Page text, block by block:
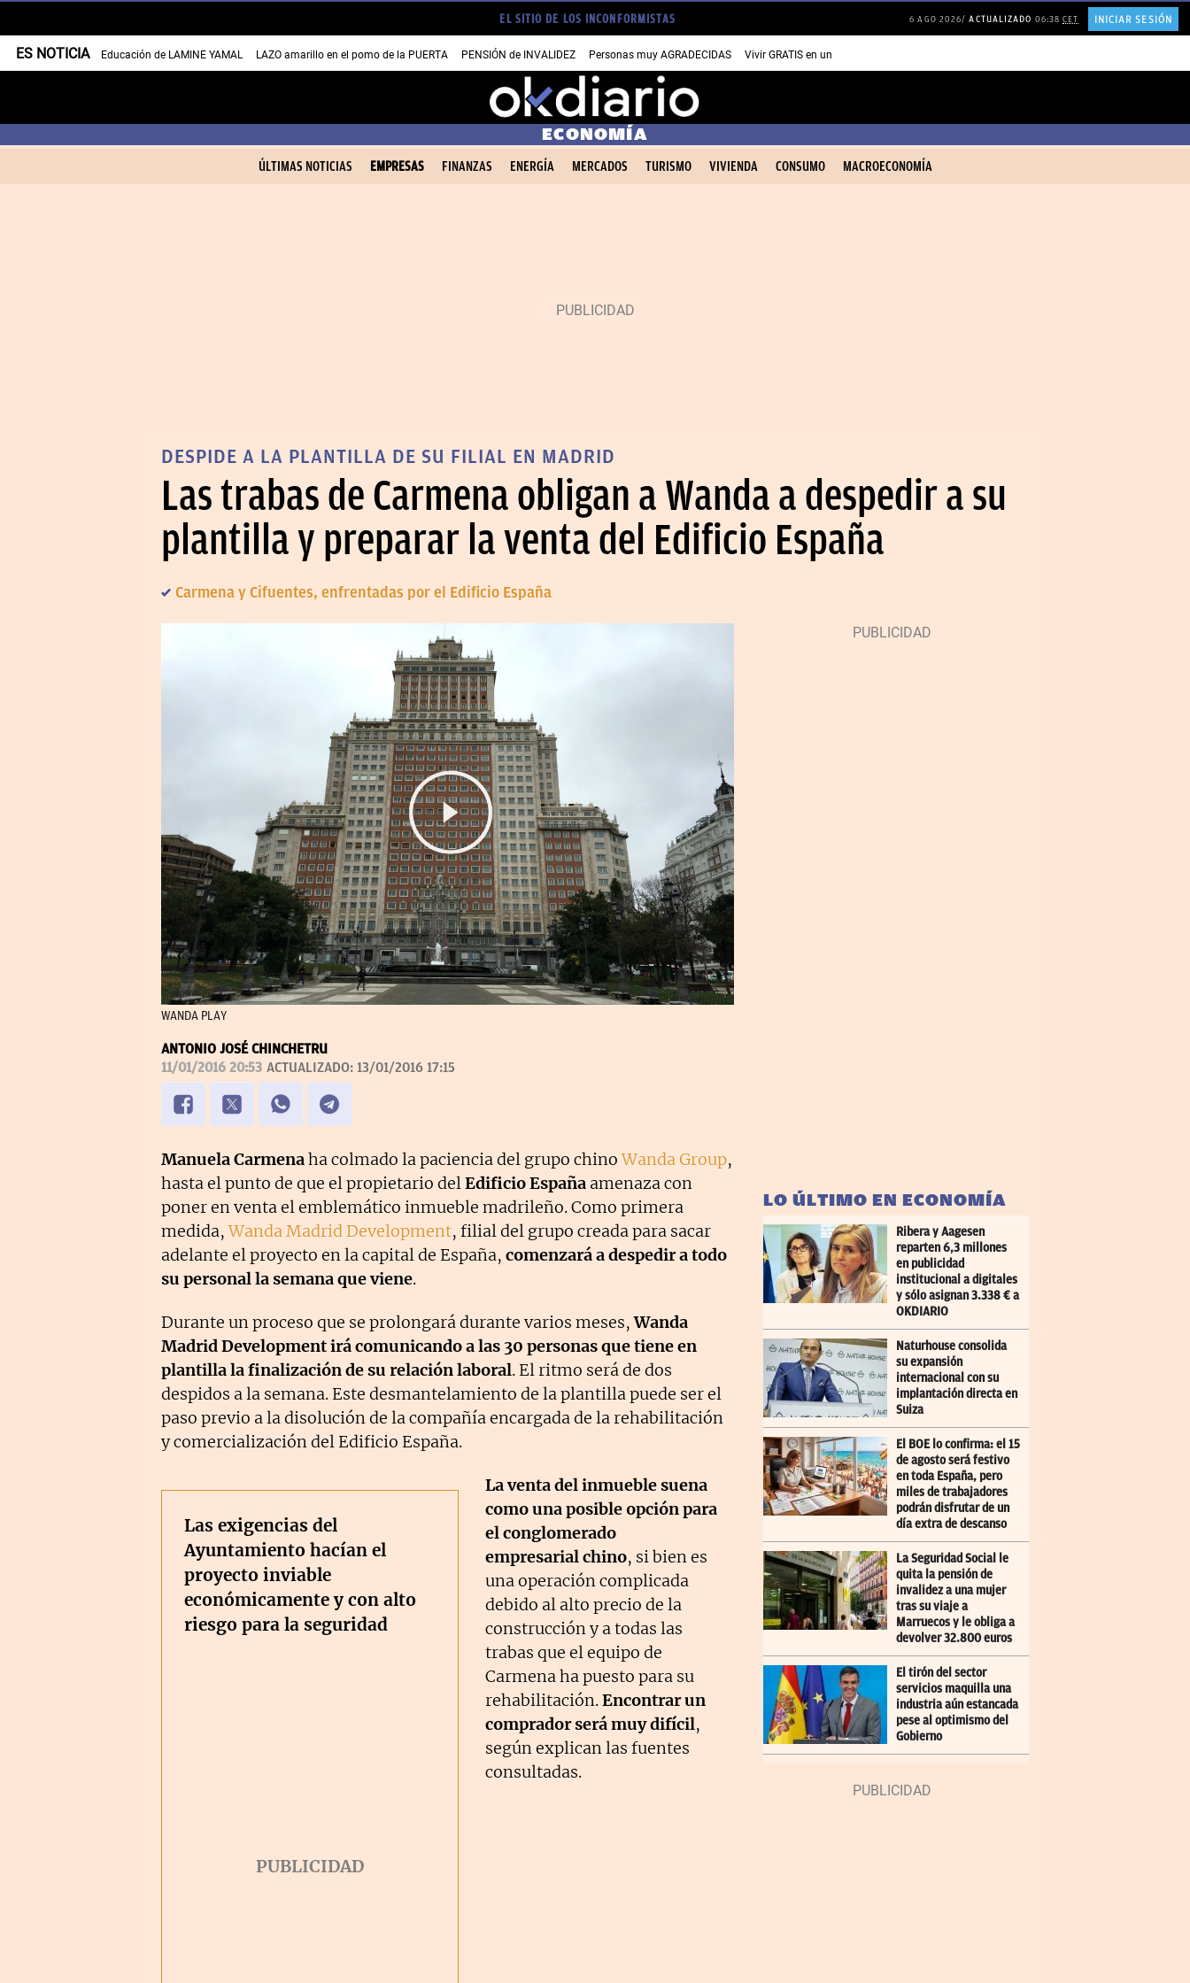
EL SITIO DE LOS INCONFORMISTAS 6 AGO 2026 ACTUALIZADO 06:38CET INICIAR SESIÓN
ES NOTICIA Educación de LAMINE YAMAL LAZO amarillo en el pomo de la PUERTA PENSIÓN de INVALIDEZ Personas muy AGRADECIDAS Vivir GRATIS en una ISLA en GRECIA
ECONOMÍA
ÚLTIMAS NOTICIAS EMPRESAS FINANZAS ENERGÍA MERCADOS TURISMO VIVIENDA CONSUMO MACROECONOMÍA
DESPIDE A LA PLANTILLA DE SU FILIAL EN MADRID
Las trabas de Carmena obligan a Wanda a despedir a su
plantilla y preparar la venta del Edificio España
Carmena y Cifuentes, enfrentadas por el Edificio España
WANDA PLAY
ANTONIO JOSÉ CHINCHETRU
11/01/2016 20:53 ACTUALIZADO: 13/01/2016 17:15
Manuela Carmenaha colmado la paciencia del grupo chinoWanda Group,
hasta el punto de que el propietario delEdificio España amenaza con
poner en venta el emblemático inmueble madrileño. Como primera
medida,Wanda Madrid Development, filial del grupo creada para sacar
adelante el proyecto en la capital de España, comenzará a despedir a todo
su personal la semana que viene.
Durante un proceso que se prolongará durante varios meses,Wanda
Madrid Development irá comunicando a las 30 personas que tiene en
plantilla la finalización de su relación laboral. El ritmo será de dos
despidos a la semana. Este desmantelamiento de la plantilla puede ser el
paso previo a la disolución de la compañía encargada de la rehabilitación
y comercialización del Edificio España.
Las exigencias del
Ayuntamiento hacían el
proyecto inviable
económicamente y con alto
riesgo para la seguridad
La venta del inmueble suena
como una posible opción para
el conglomerado
empresarial chino, si bien es
una operación complicada
debido al alto precio de la
construcción y a todas las
trabas que el equipo de
Carmena ha puesto para su
rehabilitación.Encontrar un
comprador será muy difícil,
según explican las fuentes
consultadas.
LO ÚLTIMO EN ECONOMÍA
Ribera y Aagesen
reparten 6,3 millones
en publicidad
institucional a digitales
y sólo asignan 3.338 € a
OKDIARIO
Naturhouse consolida
su expansión
internacional con su
implantación directa en
Suiza
El BOE lo confirma: el 15
de agosto será festivo
en toda España, pero
miles de trabajadores
podrán disfrutar de un
día extra de descanso
La Seguridad Social le
quita la pensión de
invalidez a una mujer
tras su viaje a
Marruecos y le obliga a
devolver 32.800 euros
El tirón del sector
servicios maquilla una
industria aún estancada
pese al optimismo del
Gobierno